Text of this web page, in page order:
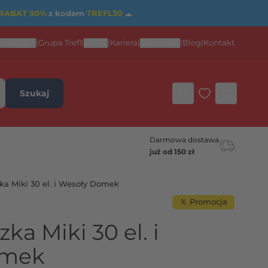
30%z kodem TREFL30 ☁
Grupa Trefl Kariera Blog Kontakt
Szukaj
Darmowa dostawa
już od 150 zł
Miki 30 el. i Wesoły Domek
％ Promocja
Miki 30 el. i